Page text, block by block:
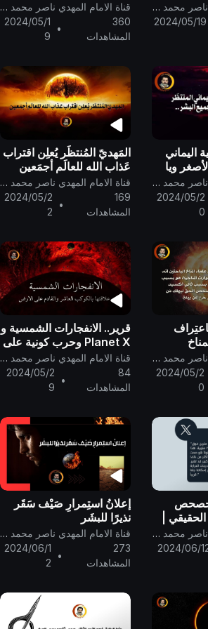
هذا قناة الامام المهدي ناصر محمد اليماني
2024/05/19
الشِّتاء الجاري ..
قناة الامام المهدي ناصر محمد اليماني
360
المشاهدات
•
2024/05/1
9
اليماني
ويا
قناة الامام المهدي ناصر محمد اليماني
2024/05/2
0
المَهديّ المُنتظَر يُعلِن اقتراب
عَذاب الله للعالَم أجمَعين
قناة الامام المهدي ناصر محمد اليماني
169
المشاهدات
•
2024/05/2
2
هذا
قناة الامام المهدي ناصر محمد اليماني
2024/05/2
0
قرير.. الانفجارات الشمسية و
Planet X وحرب كونية على
الارض سترفع درجات
الحرارة إلى ١٥١ درجة مئوية
وآية الدخان
قناة الامام المهدي ناصر محمد اليماني
84
المشاهدات
•
2024/05/2
9
| حصحص
|
قناة الامام المهدي ناصر محمد اليماني
2024/06/
إعلانُ استِمرارِ صَيْف سَقَر
نذيرًا للبشَر
قناة الامام المهدي ناصر محمد اليماني
273
المشاهدات
•
2024/06/1
2